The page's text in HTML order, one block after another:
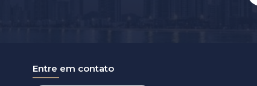
Entre em contato